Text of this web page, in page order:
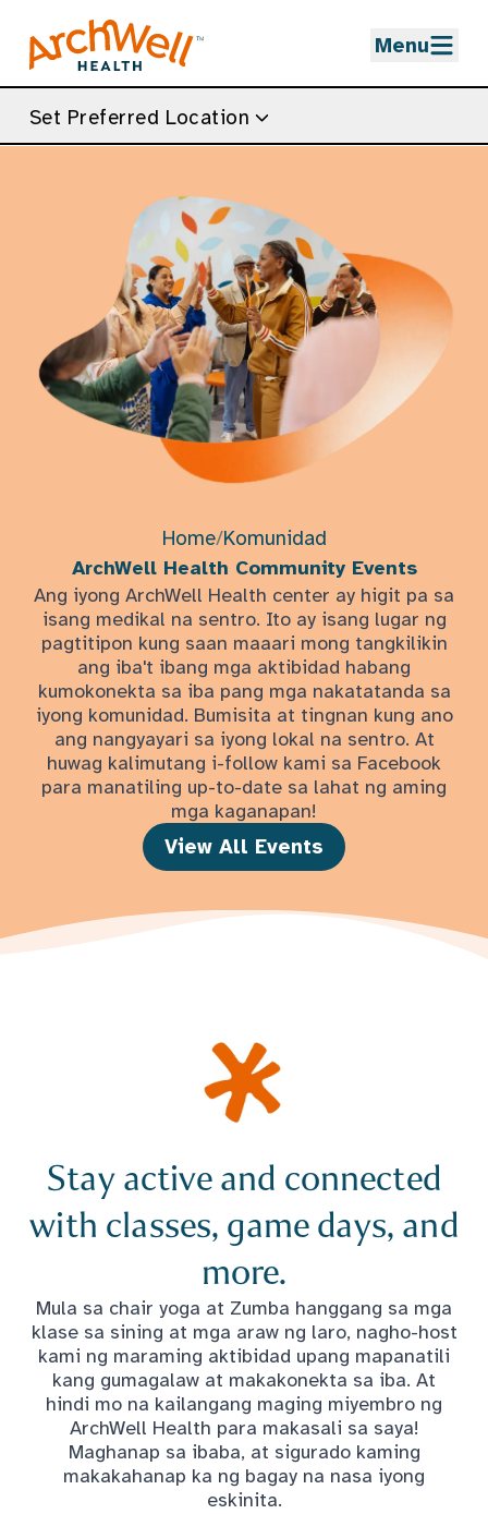
Menu
Set Preferred Location
Home/Komunidad
ArchWell Health Community Events
Ang iyong ArchWell Health center ay higit pa sa
isang medikal na sentro. Ito ay isang lugar ng
pagtitipon kung saan maaari mong tangkilikin
ang iba't ibang mga aktibidad habang
kumokonekta sa iba pang mga nakatatanda sa
iyong komunidad. Bumisita at tingnan kung ano
ang nangyayari sa iyong lokal na sentro. At
huwag kalimutang i-follow kami sa Facebook
para manatiling up-to-date sa lahat ng aming
mga kaganapan!
View All Events
Stay active and connected
with classes, game days, and
more.
Mula sa chair yoga at Zumba hanggang sa mga
klase sa sining at mga araw ng laro, nagho-host
kami ng maraming aktibidad upang mapanatili
kang gumagalaw at makakonekta sa iba. At
hindi mo na kailangang maging miyembro ng
ArchWell Health para makasali sa saya!
Maghanap sa ibaba, at sigurado kaming
makakahanap ka ng bagay na nasa iyong
eskinita.